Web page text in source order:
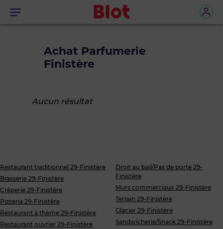
Menu
Achat Parfumerie
Finistère
Aucun résultat
Restaurant traditionnel 29-Finistère
Brasserie 29-Finistère
Crêperie 29-Finistère
Pizzeria 29-Finistère
Restaurant à thème 29-Finistère
Restaurant ouvrier 29-Finistère
Droit au bail/Pas de porte 29-
Finistère
Murs commerciaux 29-Finistère
Terrain 29-Finistère
Glacier 29-Finistère
Sandwicherie/Snack 29-Finistère